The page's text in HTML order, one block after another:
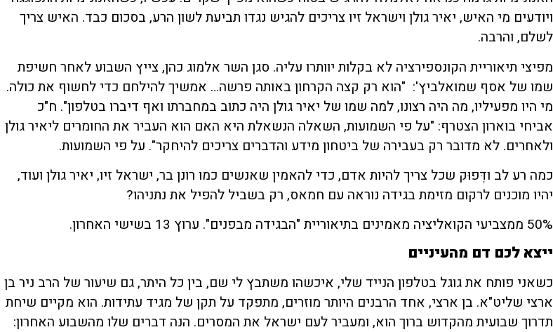
ויודעים מי האיש, יאיר גולן וישראל זיו צריכים להגיש נגדו תביעת לשון הרע, בסכום כבד. האיש צריך
לשלם, והרבה.
מפיצי תיאוריית הקונספירציה לא בקלות יוותרו עליה. סגן השר אלמוג כהן, צייץ השבוע לאחר חשיפת
שמו של אסף שמואלביץ': "הוא רק קצה הקרחון באותה פרשה… אמשיך להילחם כדי לחשוף את כולה.
מי היו מפעיליו, מה היה רצונו, למה שמו של יאיר גולן היה כתוב במחברתו ואף דיברו בטלפון". ח"כ
אביחי בוארון הצטרף: "על פי השמועות, השאלה הנשאלת היא האם הוא העביר את החומרים ליאיר גולן
ולאחרים. לא מדובר רק בעבירה של ביטחון מידע והדברים צריכים להיחקר". על פי השמועות.
כמה רע לב ודְּפוּק שכל צריך להיות אדם, כדי להאמין שאנשים כמו רונן בר, ישראל זיו, יאיר גולן ועוד,
יהיו מוכנים לרקום מזימת בגידה נוראה עם חמאס, רק בשביל להפיל את נתניהו?
50% ממצביעי הקואליציה מאמינים בתיאוריית "הבגידה מבפנים". ערוץ 13 בשישי האחרון.
ייצא לכם דם מהעיניים
כשאני פותח את גוגל בטלפון הנייד שלי, איכשהו משתבץ לי שם, בין כל היתר, גם שיעור של הרב ניר בן
ארצי שליט"א. בן ארצי, אחד הרבנים היותר מוזרים, מתפקד על תקן של מגיד עתידות. הוא מקיים שיחת
תדרוך שבועית מהקדוש ברוך הוא, ומעביר לעם ישראל את המסרים. הנה דברים שלו מהשבוע האחרון: